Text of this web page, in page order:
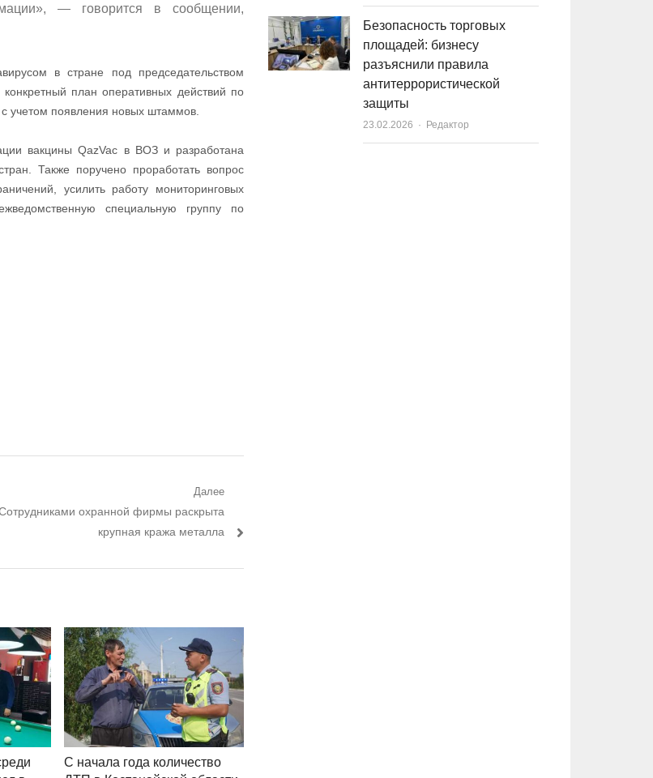
— говорится в сообщении,
в стране под председательством
план оперативных действий по
учетом появления новых штаммов.
вакцины QazVac в ВОЗ и разработана
Также поручено проработать вопрос
усилить работу мониторинговых
специальную группу по
Далее
пост:охранной фирмы раскрыта
крупная кража металла
С начала года количество
Безопасность торговых
площадей: бизнесу
разъяснили правила
антитеррористической
защиты
23.02.2026 Author
Редактор